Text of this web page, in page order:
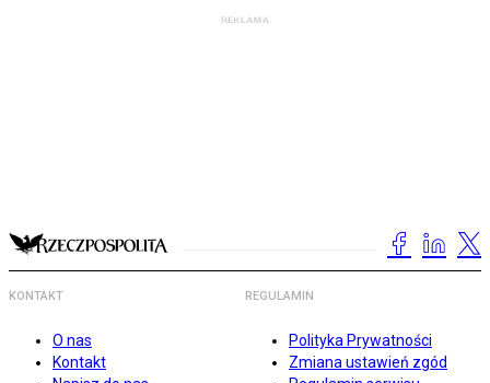
KONTAKT
O nas
Kontakt
REGULAMIN
Polityka Prywatności
Zmiana ustawień zgód